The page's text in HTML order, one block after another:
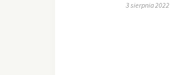
3 sierpnia 2022